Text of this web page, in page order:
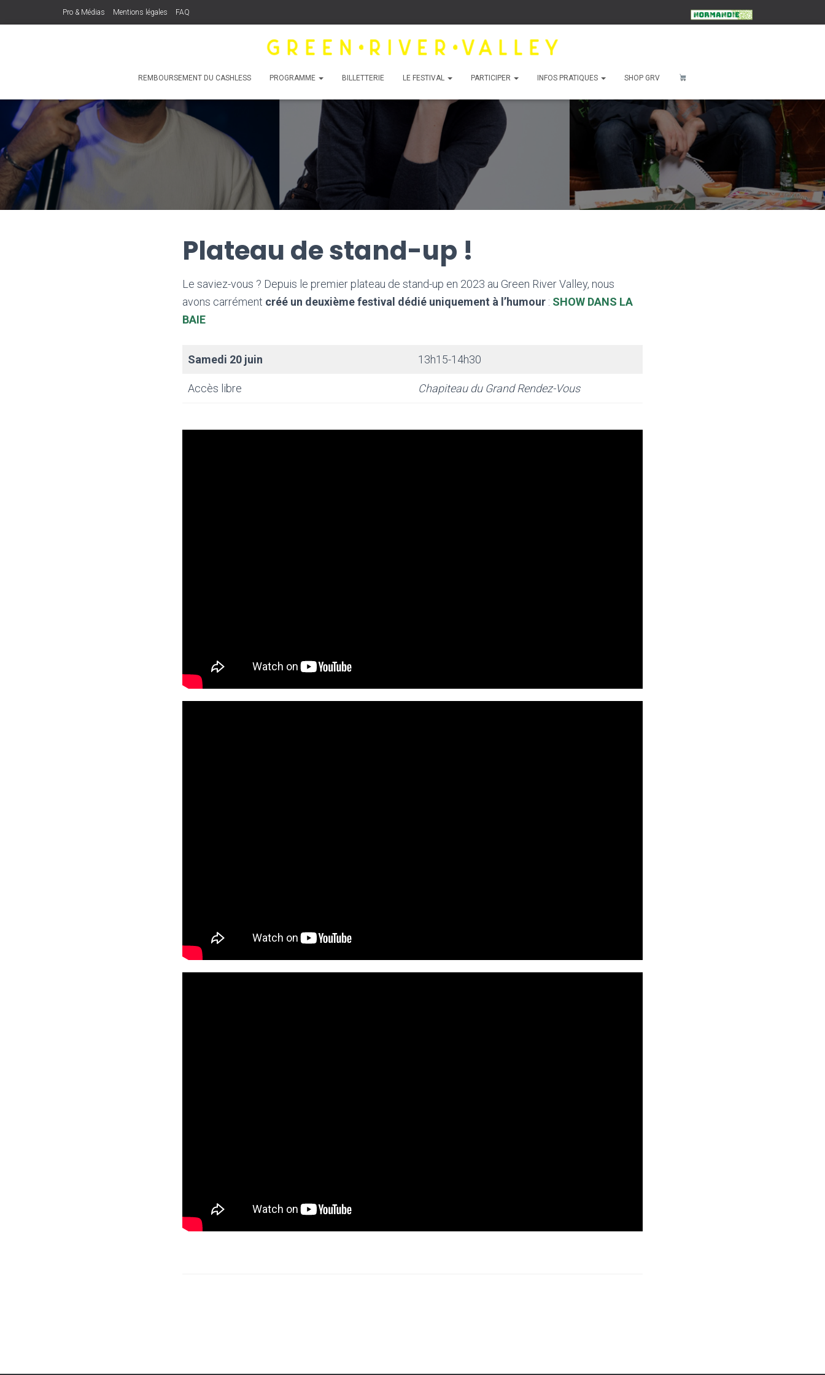
Pro & Médias Mentions légales FAQ
REMBOURSEMENT DU CASHLESS PROGRAMME BILLETTERIE LE FESTIVAL PARTICIPER INFOS PRATIQUES SHOP GRV
Plateau de stand-up !
Le saviez-vous ? Depuis le premier plateau de stand-up en 2023 au Green River Valley, nous
avons carrément créé un deuxième festival dédié uniquement à l’humour : SHOW DANS LA
BAIE
Samedi 20 juin 13h15-14h30
Accès libre Chapiteau du Grand Rendez-Vous